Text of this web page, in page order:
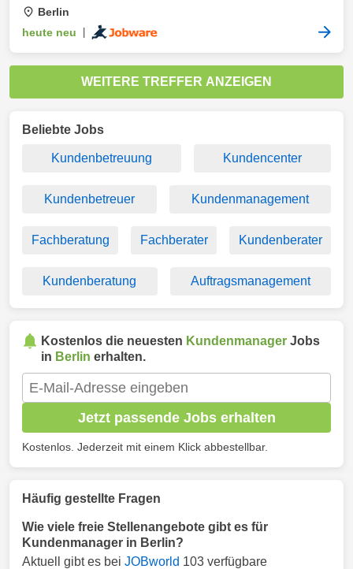
Berlin
heute neu
WEITERE TREFFER ANZEIGEN
Beliebte Jobs
Kundenbetreuung Kundencenter
Kundenbetreuer Kundenmanagement
Fachberatung Fachberater Kundenberater
Kundenberatung Auftragsmanagement
Kostenlos die neuesten Kundenmanager Jobs
in Berlin erhalten.
Jetzt passende Jobs erhalten
Kostenlos. Jederzeit mit einem Klick abbestellbar.
Häufig gestellte Fragen
Wie viele freie Stellenangebote gibt es für
Kundenmanager in Berlin?
Aktuell gibt es bei JOBworld 103 verfügbare